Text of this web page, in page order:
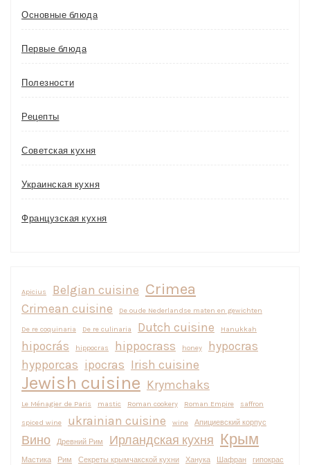
Основные блюда
Первые блюда
Полезности
Рецепты
Советская кухня
Украинская кухня
Французская кухня
Apicius Belgian cuisine Crimea
Crimean cuisine De oude Nederlandse maten en gewichten
De re coquinaria De re culinaria Dutch cuisine Hanukkah
hipocrás hippocras hippocrass honey
hypocras
hypporcas ipocras Irish cuisine
Jewish cuisine Krymchaks
Le Ménagier de Paris mastic Roman cookery Roman Empire saffron
spiced wine ukrainian cuisine wine Апициевский корпус
Вино Древний Рим Ирландская кухня Крым
Мастика Рим Секреты крымчакской кухни Ханука Шафран гипокрас